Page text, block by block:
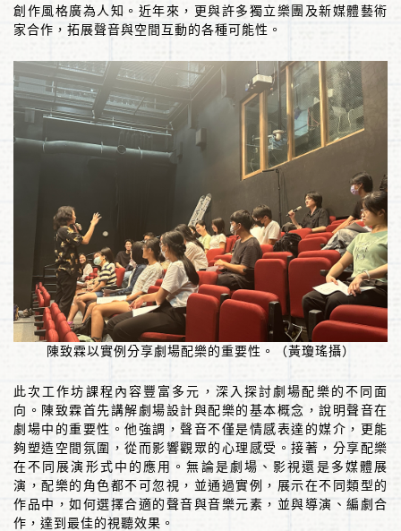
創作風格廣為人知。近年來，更與許多獨立樂團及新媒體藝術
家合作，拓展聲音與空間互動的各種可能性。
陳致霖以實例分享劇場配樂的重要性。（黃瓊瑤攝）
此次工作坊課程內容豐富多元，深入探討劇場配樂的不同面
向。陳致霖首先講解劇場設計與配樂的基本概念，說明聲音在
劇場中的重要性。他強調，聲音不僅是情感表達的媒介，更能
夠塑造空間氛圍，從而影響觀眾的心理感受。接著，分享配樂
在不同展演形式中的應用。無論是劇場、影視還是多媒體展
演，配樂的角色都不可忽視，並通過實例，展示在不同類型的
作品中，如何選擇合適的聲音與音樂元素，並與導演、編劇合
作，達到最佳的視聽效果。